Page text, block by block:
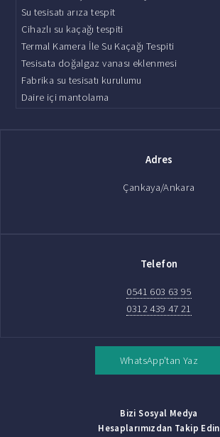
Su tesisatı arıza tespit
Cihazlı su kaçağı tespiti
Termal Kamera İle Su Kaçağı Tespiti
Tesisata doğalgaz vanası eklenmesi
Fabrika su tesisatı kurulumu
Daire içi mantolama
Adres
Çankaya/Ankara
Telefon
0541 603 63 95
0312 439 47 21
WhatsApp'tan Yaz
Bizi Sosyal Medya
Hesaplarımızdan Takip Edin